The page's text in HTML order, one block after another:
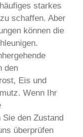
starkes
schaffen. Aber
können die
den
Eis und
Wenn Ihr
den Zustand
überprüfen